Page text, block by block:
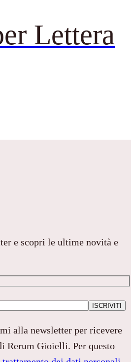
Lettera
e scopri le ultime novità e
alla newsletter per ricevere
Rerum Gioielli. Per questo